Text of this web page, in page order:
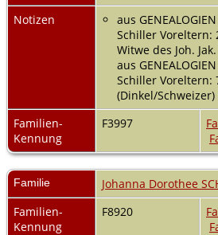
Notizen
aus
Schiller Voreltern:
Witwe des Joh.
aus
Schiller Voreltern:
(Dinkel/Schweizer)
Familien-
Kennung
F3997
Familie
Johanna Dorothee
Familien-
Kennung
F8920